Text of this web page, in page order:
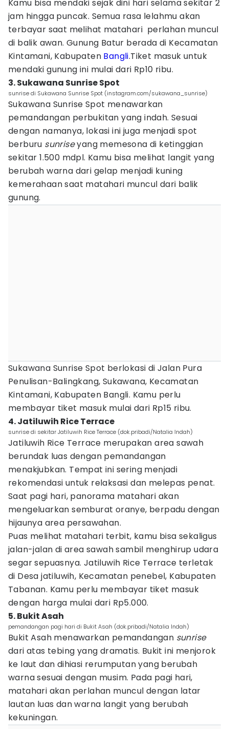
Kamu bisa mendaki sejak dini hari selama sekitar 2
jam hingga puncak. Semua rasa lelahmu akan
terbayar saat melihat matahari perlahan muncul
di balik awan. Gunung Batur berada di Kecamatan
Kintamani, Kabupaten Bangli.Tiket masuk untuk
mendaki gunung ini mulai dari Rp10 ribu.
3. Sukawana Sunrise Spot
sunrise di Sukawana Sunrise Spot (instagram.com/sukawana_sunrise)
Sukawana Sunrise Spot menawarkan
pemandangan perbukitan yang indah. Sesuai
dengan namanya, lokasi ini juga menjadi spot
berburu sunriseyang memesona di ketinggian
sekitar 1.500 mdpl. Kamu bisa melihat langit yang
berubah warna dari gelap menjadi kuning
kemerahaan saat matahari muncul dari balik
gunung.
Sukawana Sunrise Spot berlokasi di Jalan Pura
Penulisan-Balingkang, Sukawana, Kecamatan
Kintamani, Kabupaten Bangli. Kamu perlu
membayar tiket masuk mulai dari Rp15 ribu.
4. Jatiluwih Rice Terrace
sunrise di sekitar Jatiluwih Rice Terrace (dok.pribadi/Natalia Indah)
Jatiluwih Rice Terrace merupakan area sawah
berundak luas dengan pemandangan
menakjubkan. Tempat ini sering menjadi
rekomendasi untuk relaksasi dan melepas penat.
Saat pagi hari, panorama matahari akan
mengeluarkan semburat oranye, berpadu dengan
hijaunya area persawahan.
Puas melihat matahari terbit, kamu bisa sekaligus
jalan-jalan di area sawah sambil menghirup udara
segar sepuasnya. Jatiluwih Rice Terrace terletak
di Desa jatiluwih, Kecamatan penebel, Kabupaten
Tabanan. Kamu perlu membayar tiket masuk
dengan harga mulai dari Rp5.000.
5. Bukit Asah
pemandangan pagi hari di Bukit Asah (dok.pribadi/Natalia Indah)
Bukit Asah menawarkan pemandangan sunrise
dari atas tebing yang dramatis. Bukit ini menjorok
ke laut dan dihiasi rerumputan yang berubah
warna sesuai dengan musim. Pada pagi hari,
matahari akan perlahan muncul dengan latar
lautan luas dan warna langit yang berubah
kekuningan.